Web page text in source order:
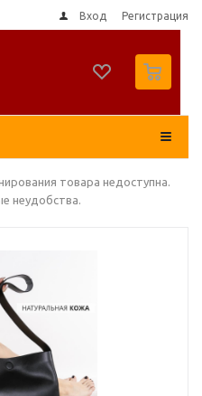
Вход Регистрация
товара недоступна.
неудобства.